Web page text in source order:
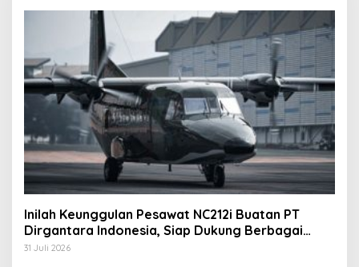
Inilah Keunggulan Pesawat NC212i Buatan PT
Dirgantara Indonesia, Siap Dukung Berbagai
Operasi TNI
31 Juli 2026